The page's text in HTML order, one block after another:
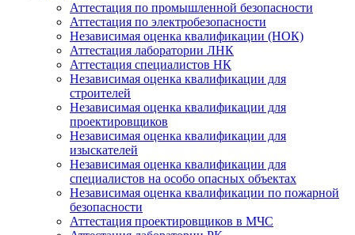
Аттестация по промышленной безопасности
Аттестация по электробезопасности
Независимая оценка квалификации (НОК)
Аттестация лаборатории ЛНК
Аттестация специалистов НК
Независимая оценка квалификации для
строителей
Независимая оценка квалификации для
проектировщиков
Независимая оценка квалификации для
изыскателей
Независимая оценка квалификации для
специалистов на особо опасных объектах
Независимая оценка квалификации по пожарной
безопасности
Аттестация проектировщиков в МЧС